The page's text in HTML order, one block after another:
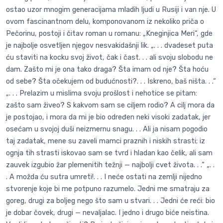
ostao uzor mnogim generacijama mladih ljudi u Rusiji i van nje. U
ovom fascinantnom delu, komponovanom iz nekoliko priča o
Pečorinu, postoji i čitav roman u romanu: „Kneginjica Meri“, gde
je najbolje osvetljen njegov nesvakidašnji lik. „. . . dvadeset puta
ću staviti na kocku svoj život, čak i čast. . . ali svoju slobodu ne
dam. Zašto mi je ona tako draga? Šta imam od nje? Šta hoću
od sebe? Šta očekujem od budućnosti?. . . Iskreno, baš ništa. . .“
„. . . Prelazim u mislima svoju prošlost i nehotice se pitam:
zašto sam živeo? S kakvom sam se ciljem rodio? A cilj mora da
je postojao, i mora da mi je bio određen neki visoki zadatak, jer
osećam u svojoj duši neizmernu snagu. . . Ali ja nisam pogodio
taj zadatak, mene su zaveli mamci praznih i niskih strasti; iz
ognja tih strasti iskovao sam se tvrd i hladan kao čelik, ali sam
zauvek izgubio žar plemenitih težnji — najbolji cvet života. . .“ „. .
. A možda ću sutra umreti!. . . I neće ostati na zemlji nijedno
stvorenje koje bi me potpuno razumelo. Jedni me smatraju za
goreg, drugi za boljeg nego što sam u stvari. . . Jedni će reći: bio
je dobar čovek, drugi — nevaljalac. I jedno i drugo biće neistina.